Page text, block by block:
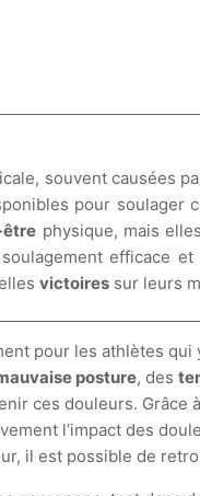
souvent causées
pour soulager
physique, mais
efficace
victoiressur leurs
pour les athlètes
posture, des
ces douleurs. Grâce
l’impact des
il est possible de